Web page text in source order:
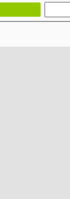
und